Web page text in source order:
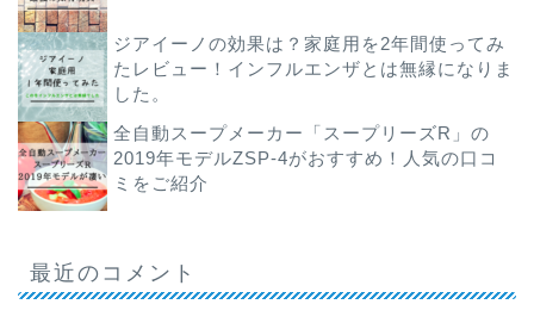
ジアイーノの効果は？家庭用を2年間使ってみ
たレビュー！インフルエンザとは無縁になりま
した。
全自動スープメーカー「スープリーズR」の
2019年モデルZSP-4がおすすめ！人気の口コ
ミをご紹介
最近のコメント